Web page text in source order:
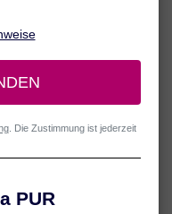
Kind eine Sinusitis hat,
Kinderarzt.
Dazu zählen
verstärken. Auch Fieber